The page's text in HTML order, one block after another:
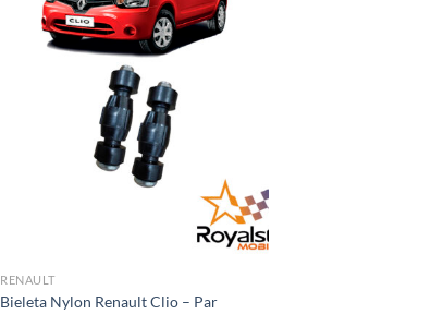
RENAULT
Bieleta Nylon Renault Clio – Par